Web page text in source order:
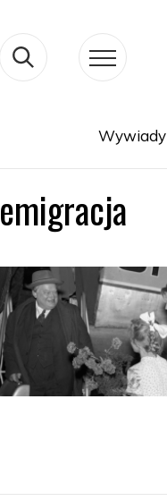
Wywiady
emigracja